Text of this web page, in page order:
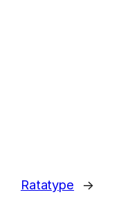
Ratatype →